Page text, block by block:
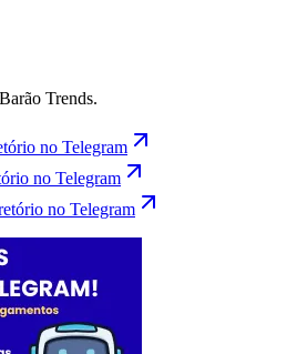
Trends.
no Telegram
no Telegram
no Telegram